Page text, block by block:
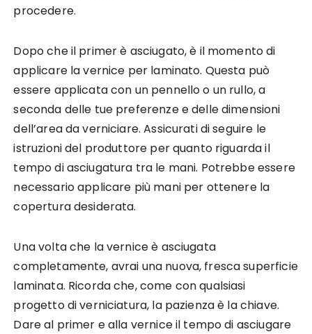
procedere.
Dopo che il primer è asciugato, è il momento di
applicare la vernice per laminato. Questa può
essere applicata con un pennello o un rullo, a
seconda delle tue preferenze e delle dimensioni
dell’area da verniciare. Assicurati di seguire le
istruzioni del produttore per quanto riguarda il
tempo di asciugatura tra le mani. Potrebbe essere
necessario applicare più mani per ottenere la
copertura desiderata.
Una volta che la vernice è asciugata
completamente, avrai una nuova, fresca superficie
laminata. Ricorda che, come con qualsiasi
progetto di verniciatura, la pazienza è la chiave.
Dare al primer e alla vernice il tempo di asciugare